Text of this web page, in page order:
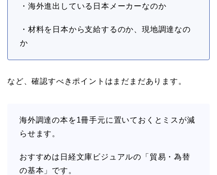
・海外進出している日本メーカーなのか
・材料を日本から支給するのか、現地調達なの
か
など、確認すべきポイントはまだまだあります。
海外調達の本を1冊手元に置いておくとミスが減
らせます。
おすすめは日経文庫ビジュアルの「貿易・為替
の基本」です。